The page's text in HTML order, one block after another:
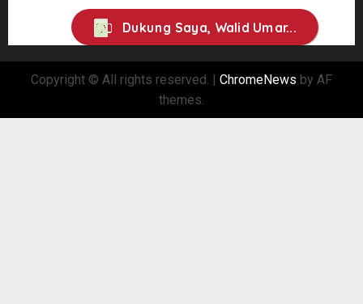
Dukung Saya, Walid Umar...
Copyright © All rights reserved. | ChromeNews by AF
themes.